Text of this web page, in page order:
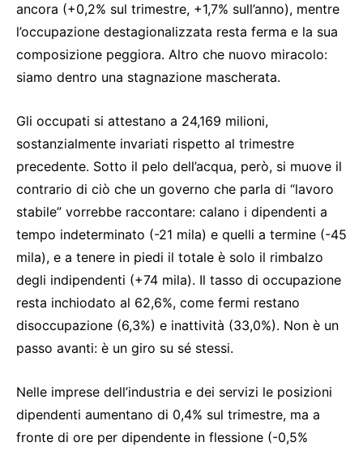
ancora (+0,2% sul trimestre, +1,7% sull’anno), mentre
l’occupazione destagionalizzata resta ferma e la sua
composizione peggiora. Altro che nuovo miracolo:
siamo dentro una stagnazione mascherata.
Gli occupati si attestano a 24,169 milioni,
sostanzialmente invariati rispetto al trimestre
precedente. Sotto il pelo dell’acqua, però, si muove il
contrario di ciò che un governo che parla di “lavoro
stabile” vorrebbe raccontare: calano i dipendenti a
tempo indeterminato (-21 mila) e quelli a termine (-45
mila), e a tenere in piedi il totale è solo il rimbalzo
degli indipendenti (+74 mila). Il tasso di occupazione
resta inchiodato al 62,6%, come fermi restano
disoccupazione (6,3%) e inattività (33,0%). Non è un
passo avanti: è un giro su sé stessi.
Nelle imprese dell’industria e dei servizi le posizioni
dipendenti aumentano di 0,4% sul trimestre, ma a
fronte di ore per dipendente in flessione (-0,5%